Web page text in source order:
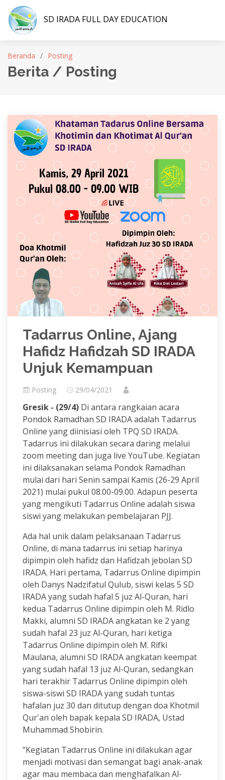
SD IRADA FULL DAY EDUCATION
Beranda Posting
Berita / Posting
Tadarrus Online, Ajang
Hafidz Hafidzah SD IRADA
Unjuk Kemampuan
Posting 29/04/2021
Gresik - (29/4) Di antara rangkaian acara
Pondok Ramadhan SD IRADA adalah Tadarrus
Online yang diinisiasi oleh TPQ SD IRADA.
Tadarrus ini dilakukan secara daring melalui
zoom meeting dan juga live YouTube. Kegiatan
ini dilaksanakan selama Pondok Ramadhan
mulai dari hari Senin sampai Kamis (26-29 April
2021) mulai pukul 08.00-09.00. Adapun peserta
yang mengikuti Tadarrus Online adalah siswa
siswi yang melakukan pembelajaran PJJ.
Ada hal unik dalam pelaksanaan Tadarrus
Online, di mana tadarrus ini setiap harinya
dipimpin oleh hafidz dan Hafidzah jebolan SD
IRADA. Hari pertama, Tadarrus Online dipimpin
oleh Danys Nadzifatul Qulub, siswi kelas 5 SD
IRADA yang sudah hafal 5 juz Al-Quran, hari
kedua Tadarrus Online dipimpin oleh M. Ridlo
Makki, alumni SD IRADA angkatan ke 2 yang
sudah hafal 23 juz Al-Quran, hari ketiga
Tadarrus Online dipimpin oleh M. Rifki
Maulana, alumni SD IRADA angkatan keempat
yang sudah hafal 13 juz Al-Quran, sedangkan
hari terakhir Tadarrus Online dipimpin oleh
siswa-siswi SD IRADA yang sudah tuntas
hafalan juz 30 dan ditutup dengan doa Khotmil
Qur'an oleh bapak kepala SD IRADA, Ustad
Muhammad Shobirin.
"Kegiatan Tadarrus Online ini dilakukan agar
menjadi motivasi dan semangat bagi anak-anak
agar mau membaca dan menghafalkan Al-